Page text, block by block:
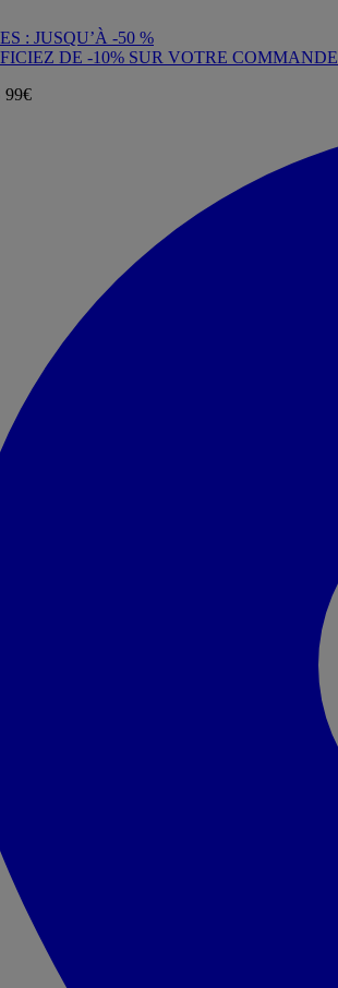
: JUSQU’À -50 %
DE -10% SUR VOTRE COMMANDE